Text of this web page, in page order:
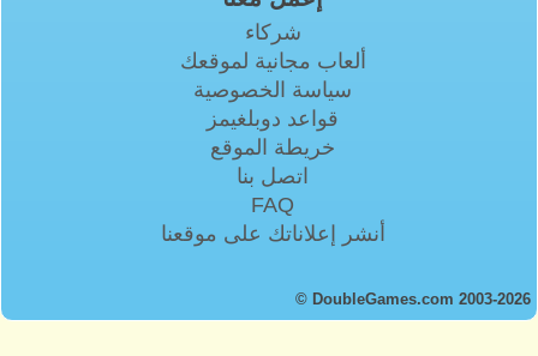
شركاء
ألعاب مجانية لموقعك
سياسة الخصوصية
قواعد دوبلغيمز
خريطة الموقع
اتصل بنا
FAQ
أنشر إعلاناتك على موقعنا
© DoubleGames.com 2003-2026